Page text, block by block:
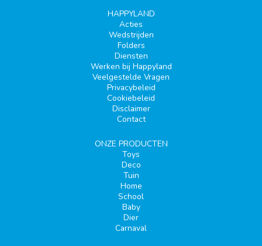
HAPPYLAND
Acties
Wedstrijden
Folders
Diensten
Werken bij Happyland
Veelgestelde Vragen
Privacybeleid
Cookiebeleid
Disclaimer
Contact
ONZE PRODUCTEN
Toys
Deco
Tuin
Home
School
Baby
Dier
Carnaval